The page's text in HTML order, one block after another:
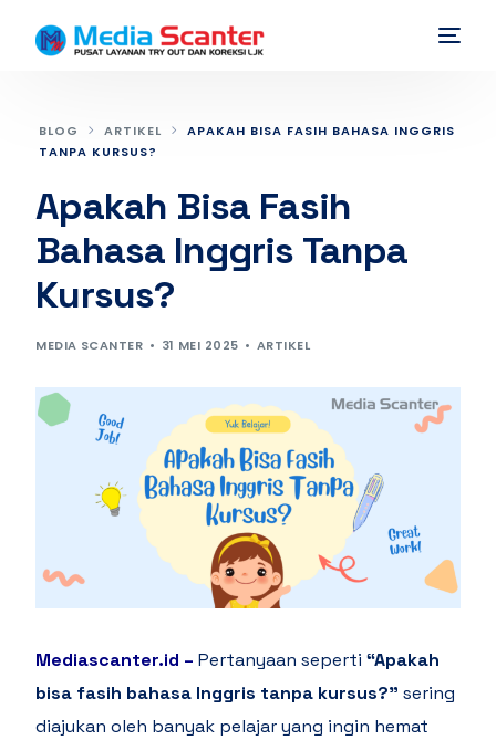
BLOG ARTIKEL
APAKAH BISA FASIH BAHASA INGGRIS
TANPA KURSUS?
Apakah Bisa Fasih
Bahasa Inggris Tanpa
Kursus?
MEDIA SCANTER 31 MEI 2025 ARTIKEL
Mediascanter.id – Pertanyaan seperti“Apakah
bisa fasih bahasa Inggris tanpa kursus?” sering
diajukan oleh banyak pelajar yang ingin hemat